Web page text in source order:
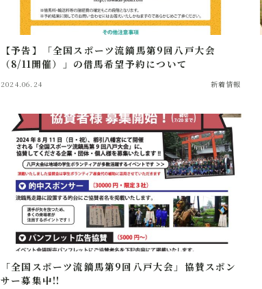
【予告】「全国スポーツ流鏑馬第9回八戸大会
（8/11開催）」の借馬希望予約について
2024.06.24 新着情報
「全国スポーツ流鏑馬第9回八戸大会」協賛スポン
サー募集中!!